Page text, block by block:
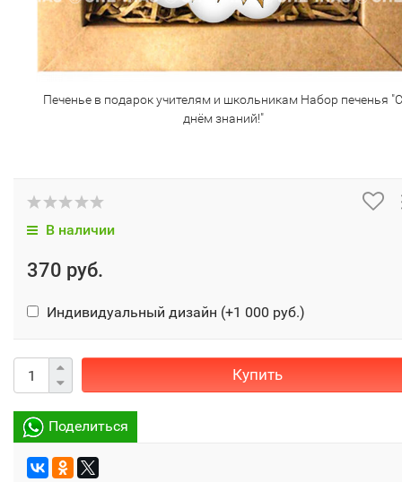
Печенье в подарок учителям и школьникам Набор печенья "С
днём знаний!"
В наличии
370 руб.
Индивидуальный дизайн (+1 000 руб.)
Купить
Поделиться